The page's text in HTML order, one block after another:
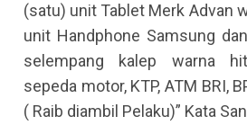
(satu) unit Tablet Merk Advan
unit Handphone Samsung
selempang kalep warna
sepeda motor, KTP, ATM BRI,
( Raib diambil Pelaku)” Kata